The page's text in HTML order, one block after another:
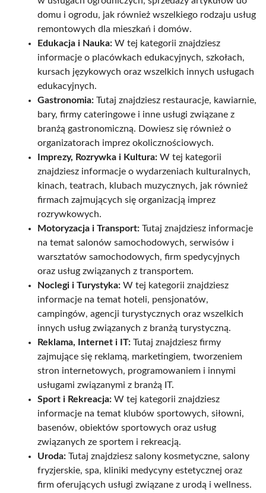
domu i ogrodu, jak również wszelkiego rodzaju usług
remontowych dla mieszkań i domów.
Edukacja i Nauka: W tej kategorii znajdziesz
informacje o placówkach edukacyjnych, szkołach,
kursach językowych oraz wszelkich innych usługach
edukacyjnych.
Gastronomia: Tutaj znajdziesz restauracje, kawiarnie,
bary, firmy cateringowe i inne usługi związane z
branżą gastronomiczną. Dowiesz się również o
organizatorach imprez okolicznościowych.
Imprezy, Rozrywka i Kultura: W tej kategorii
znajdziesz informacje o wydarzeniach kulturalnych,
kinach, teatrach, klubach muzycznych, jak również
firmach zajmujących się organizacją imprez
rozrywkowych.
Motoryzacja i Transport: Tutaj znajdziesz informacje
na temat salonów samochodowych, serwisów i
warsztatów samochodowych, firm spedycyjnych
oraz usług związanych z transportem.
Noclegi i Turystyka: W tej kategorii znajdziesz
informacje na temat hoteli, pensjonatów,
campingów, agencji turystycznych oraz wszelkich
innych usług związanych z branżą turystyczną.
Reklama, Internet i IT: Tutaj znajdziesz firmy
zajmujące się reklamą, marketingiem, tworzeniem
stron internetowych, programowaniem i innymi
usługami związanymi z branżą IT.
Sport i Rekreacja: W tej kategorii znajdziesz
informacje na temat klubów sportowych, siłowni,
basenów, obiektów sportowych oraz usług
związanych ze sportem i rekreacją.
Uroda: Tutaj znajdziesz salony kosmetyczne, salony
fryzjerskie, spa, kliniki medycyny estetycznej oraz
firm oferujących usługi związane z urodą i wellness.